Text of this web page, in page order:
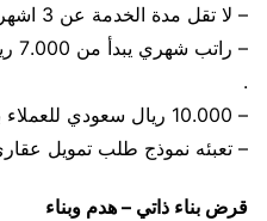
– لا تقل مدة الخدمة عن 3 اشهر .
–
.
– 10.000 ريال سعودي للعملاء بدون تحويل الراتب .
– تعبئه نموذج طلب تمويل
قرض بناء ذاتي – هدم وبناء